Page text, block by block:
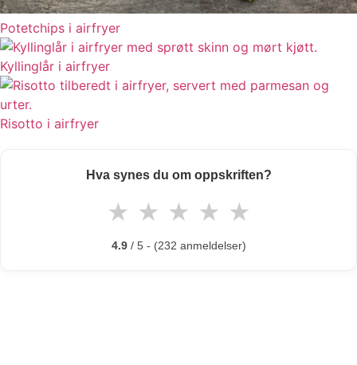
Potetchips i airfryer
Kyllinglår i airfryer
Risotto i airfryer
Hva synes du om oppskriften?
★ ★ ★ ★ ★
4.9/ 5 - (232 anmeldelser)